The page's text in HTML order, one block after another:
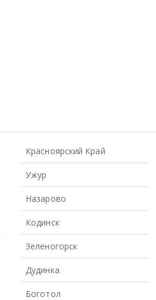
Красноярский Край
Ужур
Назарово
Кодинск
Зеленогорск
Дудинка
Боготол